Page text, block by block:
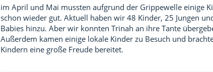
im April und Mai mussten aufgrund der Grippewelle einige
schon wieder gut. Aktuell haben wir 48 Kinder, 25 Jungen
Babies hinzu. Aber wir konnten Trinah an ihre Tante
Außerdem kamen einige lokale Kinder zu Besuch und
Kindern eine große Freude bereitet.